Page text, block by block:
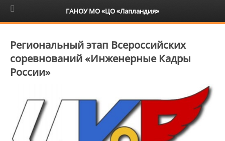
6+
Региональный этап Всероссийских
соревнований «Инженерные Кадры
России»
ГАНОУ МО «ЦО «Лапландия»